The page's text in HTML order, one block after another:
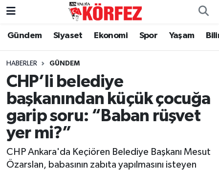
Gündem Siyaset Ekonomi Spor Yaşam
HABERLER GÜNDEM
CHP’li belediye
başkanından küçük çocuğa
garip soru: “Baban rüşvet
yer mi?”
CHP Ankara'da Keçiören Belediye Başkanı Mesut
Özarslan, babasının zabıta yapılmasını isteyen
Gündem
Siyaset
Yerel Yönetim
Ekonomi
Spor
Yaşam
Nöbetçi Eczaneler
Hava Durumu
Trafik Durumu
Süper Lig Puan Durumu ve Fikstür
Tüm Manşetler
Son Dakika Haberleri